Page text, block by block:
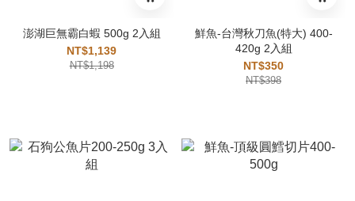
澎湖巨無霸白蝦 500g 2入組
NT$1,139
NT$1,198
鮮魚-台灣秋刀魚(特大) 400-
420g 2入組
NT$350
NT$398